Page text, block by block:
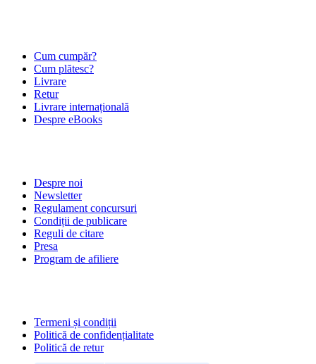
Cum cumpăr?
Cum plătesc?
Livrare
Retur
Livrare internațională
Despre eBooks
Despre noi
Newsletter
Regulament concursuri
Condiții de publicare
Reguli de citare
Presa
Program de afiliere
Termeni și condiții
Politică de confidențialitate
Politică de retur